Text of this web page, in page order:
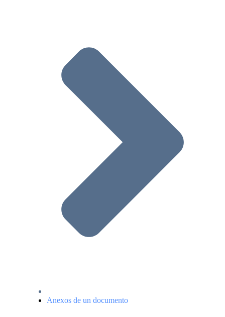
Anexos de un documento